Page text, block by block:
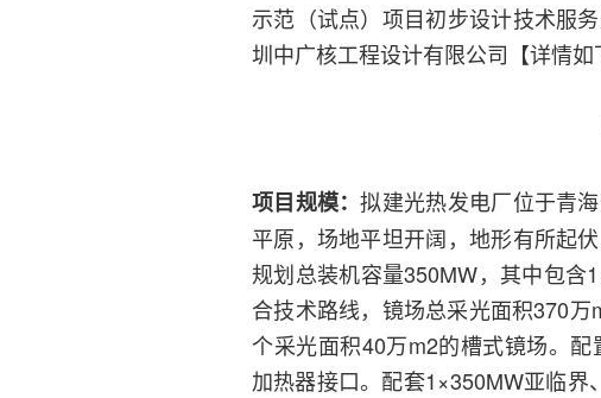
示范（试点）项目初步设计技术服
圳中广核工程设计有限公司【详情如
项目规模：拟建光热发电厂位于青
平原，场地平坦开阔，地形有所起
规划总装机容量350MW，其中包含
合技术路线，镜场总采光面积370
个采光面积40万m2的槽式镜场。
加热器接口。配套1×350MW亚临